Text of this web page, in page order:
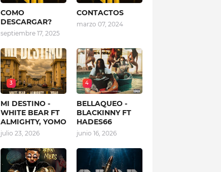
COMO
DESCARGAR?
septiembre 17, 2025
CONTACTOS
marzo 07, 2024
3
MI DESTINO -
WHITE BEAR FT
ALMIGHTY, YOMO
julio 23, 2026
4
BELLAQUEO -
BLACKINNY FT
HADES66
junio 16, 2026